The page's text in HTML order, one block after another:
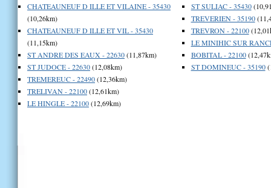
CHATEAUNEUF D ILLE ET VILAINE - 35430
(10,26km)
CHATEAUNEUF D ILLE ET VIL - 35430
(11,15km)
ST ANDRE DES EAUX - 22630(11,87km)
ST JUDOCE - 22630(12,08km)
TREMEREUC - 22490(12,36km)
TRELIVAN - 22100(12,61km)
LE HINGLE - 22100(12,69km)
ST SULIAC - 35430
TREVERIEN - 35190
TREVRON - 22100
LE MINIHIC SUR
BOBITAL - 22100
ST DOMINEUC - 35190